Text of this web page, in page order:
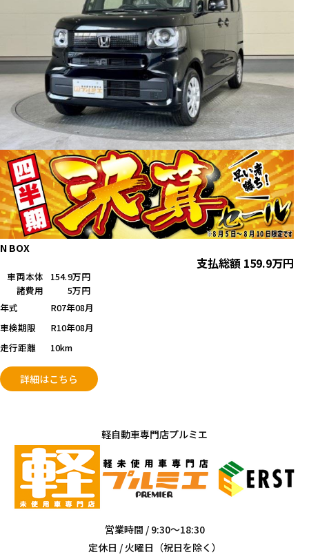
N BOX
支払総額 159.9万円
車両本体
154.9万円
諸費用
5万円
年式
R07年08月
車検期限
R10年08月
走行距離
10km
詳細はこちら
軽自動車専門店プルミエ
営業時間 / 9:30～18:30
定休日 / 火曜日（祝日を除く）